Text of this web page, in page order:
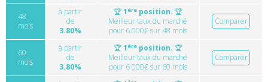
48
mois
à partir
de
3.80%
🏆1 èreposition. 🏆
Meilleur taux du marché
pour 6 000€ sur 48 mois
Comparer
60
mois
à partir
de
3.80%
🏆1 èreposition. 🏆
Meilleur taux du marché
pour 6 000€ sur 60 mois
Comparer